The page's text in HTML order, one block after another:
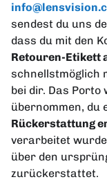
sendest du uns
dass du mit den
Retouren-Etikett
schnellstmöglich
bei dir. Das
übernommen, du
Rückerstattung
verarbeitet
über den
zurückerstattet.